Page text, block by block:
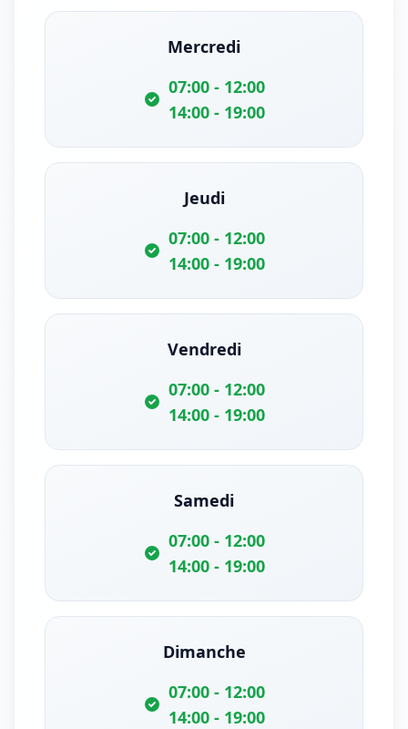
Mercredi
07:00 - 12:00
14:00 - 19:00
Jeudi
07:00 - 12:00
14:00 - 19:00
Vendredi
07:00 - 12:00
14:00 - 19:00
Samedi
07:00 - 12:00
14:00 - 19:00
Dimanche
07:00 - 12:00
14:00 - 19:00